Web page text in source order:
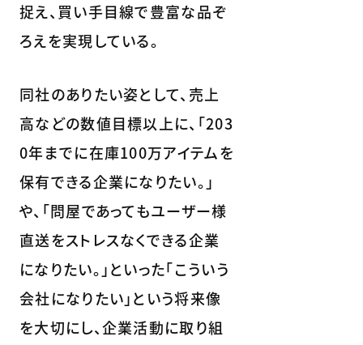
捉え、買い手目線で豊富な品ぞ
ろえを実現している。
同社のありたい姿として、売上
高などの数値目標以上に、「203
0年までに在庫100万アイテムを
保有できる企業になりたい。」
や、「問屋であってもユーザー様
直送をストレスなくできる企業
になりたい。」といった「こういう
会社になりたい」という将来像
を大切にし、企業活動に取り組